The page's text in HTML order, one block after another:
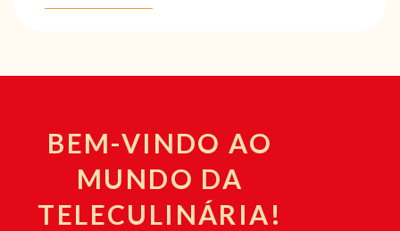
BEM-VINDO AO
MUNDO DA
TELECULINÁRIA!